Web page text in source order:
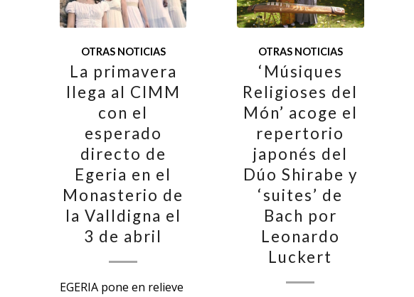
OTRAS NOTICIAS
La primavera
llega al CIMM
con el
esperado
directo de
Egeria en el
Monasterio de
la Valldigna el
3 de abril
EGERIA pone en relieve
OTRAS NOTICIAS
‘Músiques
Religioses del
Món’ acoge el
repertorio
japonés del
Dúo Shirabe y
‘suites’ de
Bach por
Leonardo
Luckert